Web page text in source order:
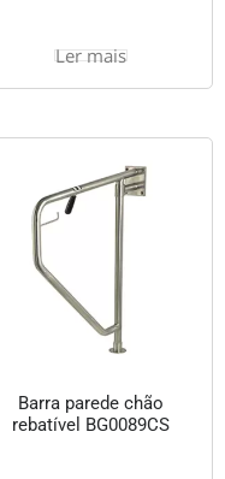
Ler mais
Barra parede chão
rebatível BG0089CS